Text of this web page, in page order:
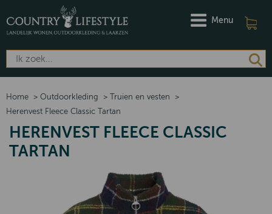
Menu
Home > Outdoorkleding > Truien en vesten
>
Herenvest Fleece Classic Tartan
HERENVEST FLEECE CLASSIC
TARTAN